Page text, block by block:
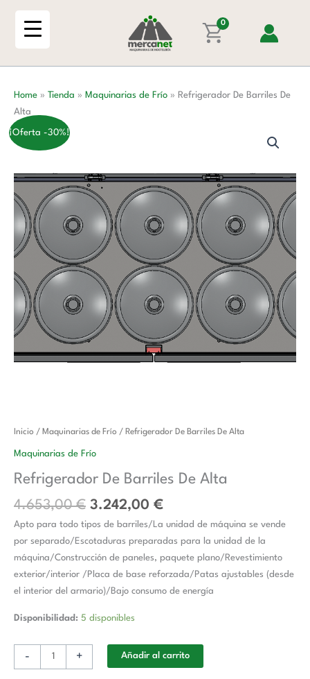
0
Home » Tienda » Maquinarias de Frío » Refrigerador De Barriles De
Alta
¡Oferta -30%!
Inicio / Maquinarias de Frío / Refrigerador De Barriles De Alta
Maquinarias de Frío
Refrigerador De Barriles De Alta
4.653,00€
El
precio
era:
4.653,00 €.
3.242,00 €
El
es:
3.242,00 €.
Apto para todo tipos de barriles/La unidad de máquina se vende
por separado/Escotaduras preparadas para la unidad de la
máquina/Construcción de paneles, paquete plano/Revestimiento
exterior/interior /Placa de base reforzada/Patas ajustables (desde
el interior del armario)/Bajo consumo de energía
Disponibilidad: 5 disponibles
-
Refrigerador
De
De
Alta
+ Añadir al carrito
Alta
cantidad